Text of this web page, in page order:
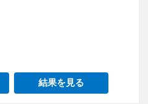
結果を見る